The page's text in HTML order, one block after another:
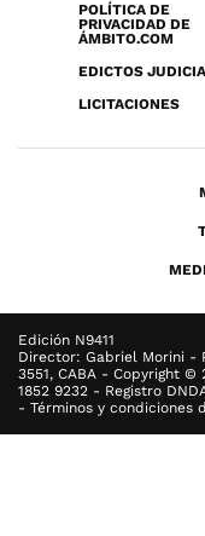
POLÍTICA DE
PRIVACIDAD DE
ÁMBITO.COM
EDICTOS
LICITACIONES
Edición N9411
Director: Gabriel Morini -
3551, CABA - Copyright
1852 9232 - Registro
- Términos y condiciones